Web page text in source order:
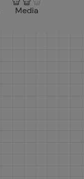
Media